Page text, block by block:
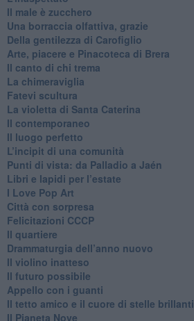
​Il male è zucchero
​Una borraccia olfattiva, grazie
​Della gentilezza di Carofiglio
Arte, piacere e Pinacoteca di Brera
​Il canto di chi trema
La chimeraviglia
​Fatevi scultura
​La violetta di Santa Caterina
​Il contemporaneo
​Il luogo perfetto
​L’incipit di una comunità
Punti di vista: da Palladio a Jaén
​Libri e lapidi per l’estate
​I Love Pop Art
Città con sorpresa
Felicitazioni CCCP
​Il quartiere
​Drammaturgia dell’anno nuovo
​Il violino inatteso
​Il futuro possibile
​Appello con i guanti
​Il tetto amico e il cuore di stelle brillanti
​Il Pianeta Nove